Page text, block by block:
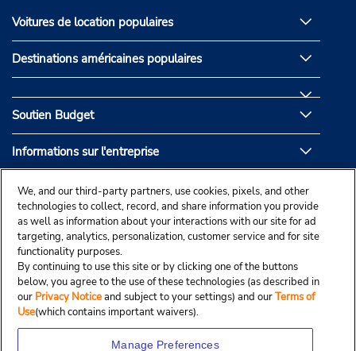
Voitures de location populaires
Destinations américaines populaires
Soutien Budget
Informations sur l'entreprise
Partenaires de Budget
We, and our third-party partners, use cookies, pixels, and other
technologies to collect, record, and share information you provide
as well as information about your interactions with our site for ad
targeting, analytics, personalization, customer service and for site
functionality purposes.
By continuing to use this site or by clicking one of the buttons
below, you agree to the use of these technologies (as described in
our Privacy Noticeand subject to your settings) and ourTerms of
Use(which contains important waivers).
Manage Preferences